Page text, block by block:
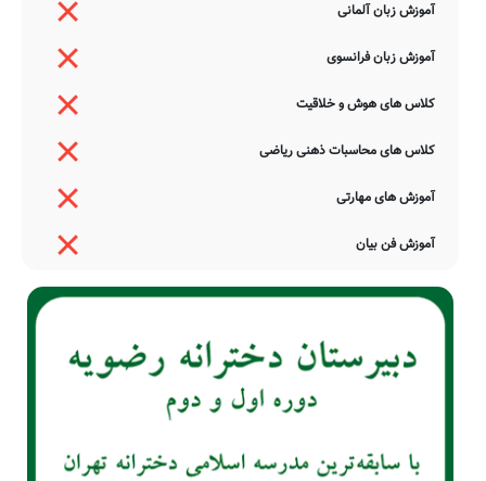
آموزش زبان آلمانی
آموزش زبان فرانسوی
کلاس های هوش و خلاقیت
کلاس های محاسبات ذهنی ریاضی
آموزش های مهارتی
آموزش فن بیان